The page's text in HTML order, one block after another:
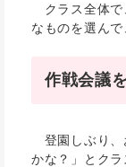
クラス全体で
なものを選ん
作戦会議
登園しぶり、
かな？」とク